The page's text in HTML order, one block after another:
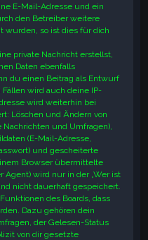
E-Mail-Adresse und ein
den Betreiber weitere
wurden, so ist dies für dich
private Nachricht erstellst,
Daten ebenfalls
du einen Beitrag als Entwurf
wird auch deine IP-
wird weiterhin bei
Löschen und Ändern von
und Umfragen),
(E-Mail-Adresse,
und gescheiterte
Browser übermittelte
Agent) wird nur in der „Wer ist
nicht dauerhaft gespeichert.
des Boards, dass
Dazu gehören dein
der Gelesen-Status
von dir gesetzte